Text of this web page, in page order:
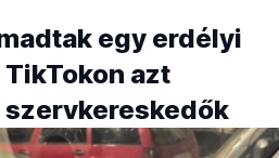
egy erdélyi
azt